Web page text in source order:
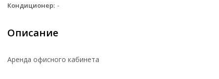
Кондиционер: -
Описание
Аренда офисного кабинета